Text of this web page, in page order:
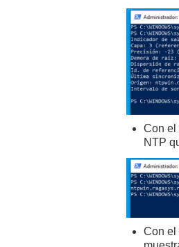
Con el
NTP
Con el